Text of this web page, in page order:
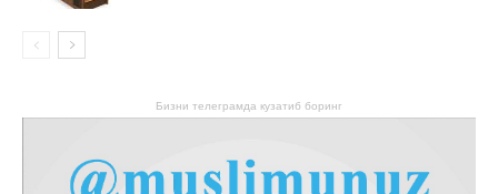
Бизни телеграмда кузатиб боринг